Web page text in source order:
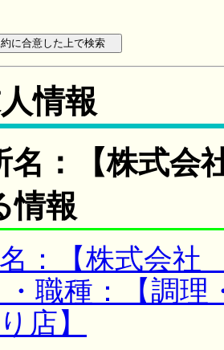
情報
名：【株式
情報
：【株式会
職種：【調理
店】